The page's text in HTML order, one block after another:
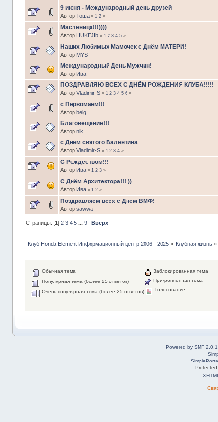
9 июня - Международный день друзей
Автор Тоша « 1 2»
Масленица!!!))))
Автор HUKEJIb « 1 2 3 4 5»
Наших Любимых Мамочек с Днём МАТЕРИ!
Автор MYS
Международный День Мужчин!
Автор Ива
ПОЗДРАВЛЯЮ ВСЕХ С ДНЁМ РОЖДЕНИЯ КЛУБА!!!!!
Автор Vladimir-S « 1 2 3 4 5 6»
с Первомаем!!!
Автор belg
Благовещение!!!
Автор nik
с Днем святого Валентина
Автор Vladimir-S « 1 2 3 4»
С Рождеством!!!
Автор Ива « 1 2 3»
С Днём Архитектора!!!!))
Автор Ива « 1 2»
Поздравляем всех с Днём ВМФ!
Автор sawwa
Страницы: [1] 2 3 4 5 ... 9 Вверх
Клуб Honda Element Информационный центр 2006 - 2025» Клубная жизнь »
Обычная тема
Популярная тема (более 25 ответов)
Очень популярная тема (более 25 ответов)
Заблокированная тема
Прикрепленная тема
Голосование
Powered by SMF